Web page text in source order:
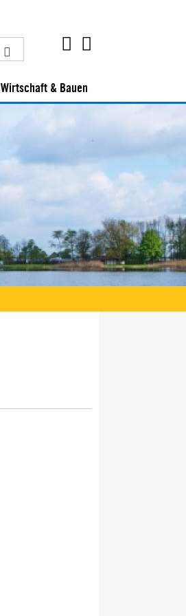
Wirtschaft & Bauen